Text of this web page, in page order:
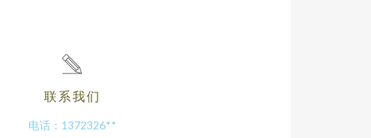
联系我们
电话：1372326**